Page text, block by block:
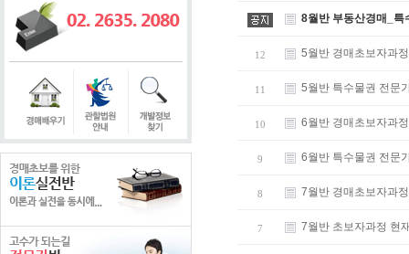
8월반 부동산경매_
12 5월반 경매초보자과
11 5월반 특수물권 전문
10 6월반 경매초보자과
9 6월반 특수물권 전문
8 7월반 경매초보자과
7 7월반 초보자과정 현